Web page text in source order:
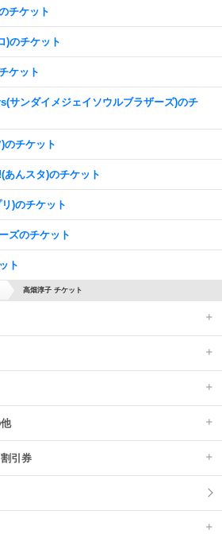
チケット
)のチケット
ケット
サンダイメジェイソウルブラザーズ)のチ
のチケット
あんスタ)のチケット
)のチケット
ズのチケット
ト
高畑淳子 チケット
引券